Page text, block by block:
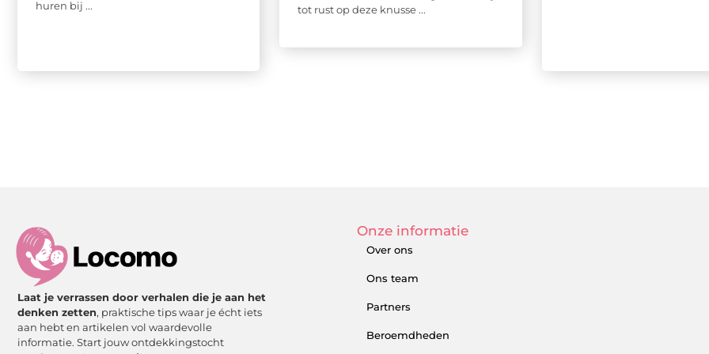
huren bij ...
tot rust op deze knusse ...
Laat je verrassen door verhalen die je aan het
denken zetten, praktische tips waar je écht iets
aan hebt en artikelen vol waardevolle
informatie. Start jouw ontdekkingstocht
Onze informatie
Over ons
Ons team
Partners
Beroemdheden